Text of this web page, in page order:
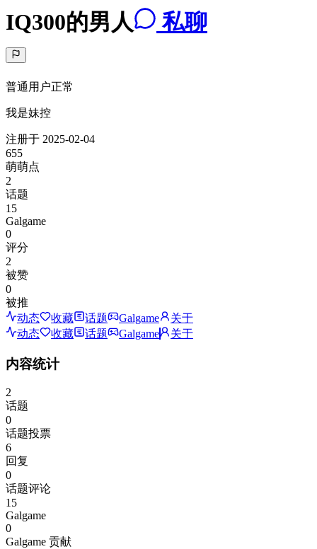
IQ300的男人 私聊
普通用户正常
我是妹控
注册于 2025-02-04
655
萌萌点
2
话题
15
Galgame
0
评分
2
被赞
0
被推
动态
收藏 话题 Galgame
关于
动态
收藏 话题 Galgame 关于
内容统计
2
话题
0
话题投票
6
回复
0
话题评论
15
Galgame
0
Galgame 贡献